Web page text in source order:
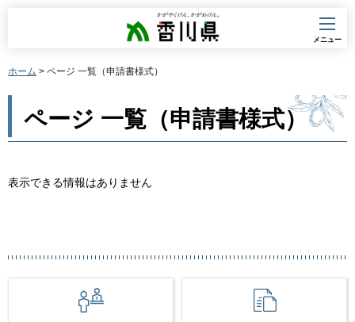
香川県
メニュー
ホーム > ページ 一覧（申請書様式）
ページ 一覧（申請書様式）
表示できる情報はありません